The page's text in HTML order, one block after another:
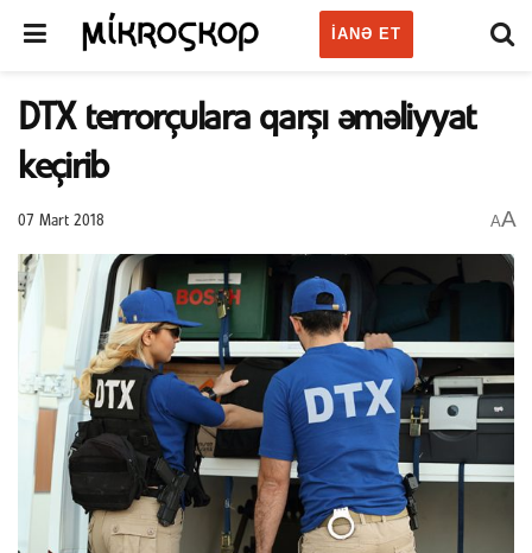
IANƏ ET
DTX terrorçulara qarşı əməliyyat
keçirib
07 Mart 2018 AA